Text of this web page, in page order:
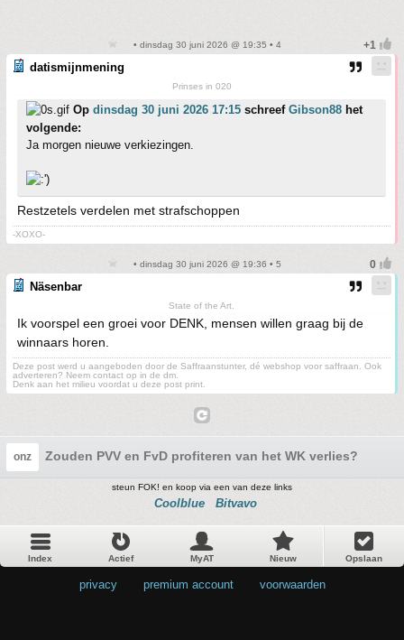
• dinsdag 30 juni 2026 @ 19:35 • 4
datismijnmening
Prinses in 020
Op dinsdag 30 juni 2026 17:15 schreef Gibson88 het
volgende:
Ja morgen nieuwe verkiezingen.
Restzetels verdelen met strafschoppen
-XOXO-
• dinsdag 30 juni 2026 @ 19:36 • 5
Näsenbar
State of the Art.
Ik voorspel een groei voor DENK, mensen willen graag bij de
winnaars horen.
Deze post werd u aangeboden door de Saffraanstunter, dé webshop voor saffraan. Ook
adverteren? Neem contact op in de dm.
Denk aan het milieu voordat u deze post print.
onz Zouden PVV en FvD profiteren van het WK verlies?
steun FOK! en koop via een van deze links
Coolblue Bitvavo
Index Actief MyAT Nieuw Opslaan
privacy premium account voorwaarden